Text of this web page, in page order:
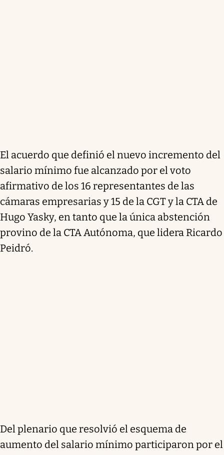
El acuerdo que definió el nuevo incremento del
salario mínimo fue alcanzado por el voto
afirmativo de los 16 representantes de las
cámaras empresarias y 15 de la CGT y la CTA de
Hugo Yasky, en tanto que la única abstención
provino de la CTA Autónoma, que lidera Ricardo
Peidró.
Del plenario que resolvió el esquema de
aumento del salario mínimo participaron por el